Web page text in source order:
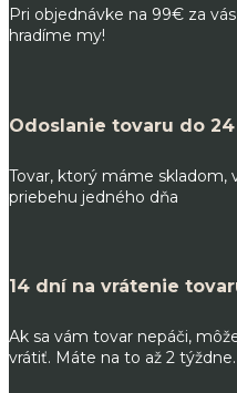
Pri objednávke na 99€ za
hradíme my!
Odoslanie tovaru do
Tovar, ktorý máme skladom,
priebehu jedného dňa
14 dní na vrátenie
Ak sa vám tovar nepáči,
vrátiť. Máte na to až 2 týždne.